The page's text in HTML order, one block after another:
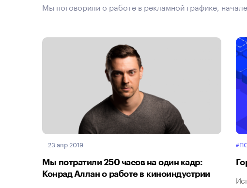
Мы поговорили о работе в рекламной графике,
23 апр 2019
Мы потратили 250 часов на один кадр:
Конрад Аллан о работе в киноиндустрии